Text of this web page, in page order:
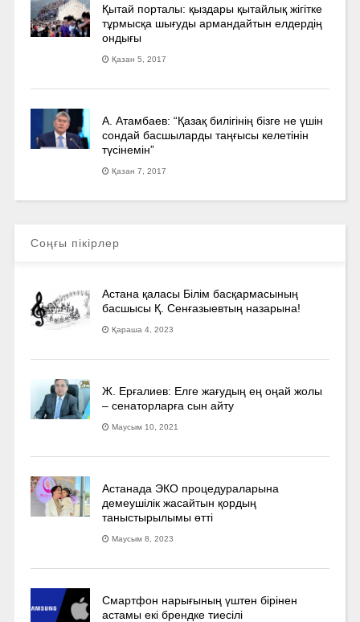
Қытай порталы: қыздары қытайлық жігітке
тұрмысқа шығуды армандайтын елдердің
ондығы
Қазан 5, 2017
А. Атамбаев: “Қазақ билігінің бізге не үшін
сондай басшыларды таңғысы келетінін
түсінемін”
Қазан 7, 2017
Соңғы пікірлер
Астана қаласы Білім басқармасының
басшысы Қ. Сенғазыевтың назарына!
Қараша 4, 2023
Ж. Ерғалиев: Елге жағудың ең оңай жолы
– сенаторларға сын айту
Маусым 10, 2021
Астанада ЭКО процедураларына
демеушілік жасайтын қордың
таныстырылымы өтті
Маусым 8, 2023
Смартфон нарығының үштен бірінен
астамы екі брендке тиесілі